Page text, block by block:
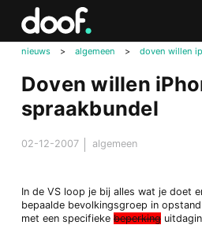
nieuws > algemeen > doven willen
Doven willen
spraakbundel
02-12-2007 algemeen
In de VS loop je bij alles wat je doet
bepaalde bevolkingsgroep in
met een specifiekebeperking
Doof.nl